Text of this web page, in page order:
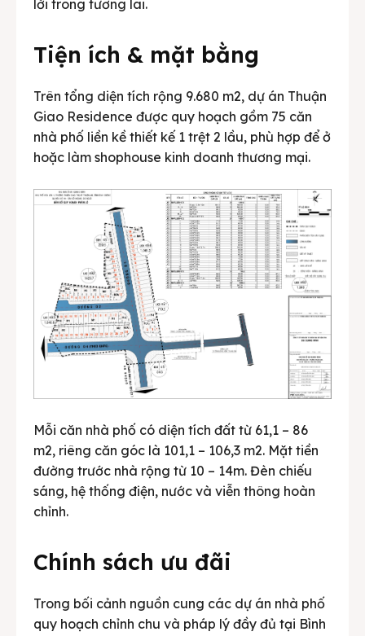
lời trong tương lai.
Tiện ích & mặt bằng
Trên tổng diện tích rộng 9.680 m2, dự án Thuận
Giao Residence được quy hoạch gồm 75 căn
nhà phố liền kề thiết kế 1 trệt 2 lầu, phù hợp để ở
hoặc làm shophouse kinh doanh thương mại.
Mỗi căn nhà phố có diện tích đất từ 61,1 – 86
m2, riêng căn góc là 101,1 – 106,3 m2. Mặt tiền
đường trước nhà rộng từ 10 – 14m. Đèn chiếu
sáng, hệ thống điện, nước và viễn thông hoàn
chỉnh.
Chính sách ưu đãi
Trong bối cảnh nguồn cung các dự án nhà phố
quy hoạch chỉnh chu và pháp lý đầy đủ tại Bình